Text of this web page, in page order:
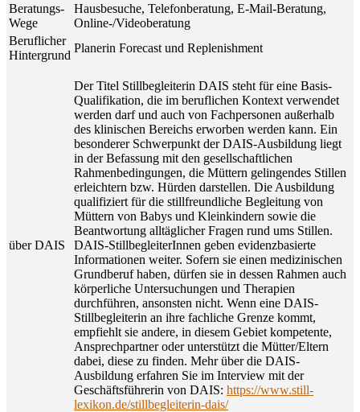
Beratungs-
Wege
Hausbesuche, Telefonberatung, E-Mail-Beratung,
Online-/Videoberatung
Beruflicher
Hintergrund
Planerin Forecast und Replenishment
über DAIS
Der Titel Stillbegleiterin DAIS steht für eine Basis-
Qualifikation, die im beruflichen Kontext verwendet
werden darf und auch von Fachpersonen außerhalb
des klinischen Bereichs erworben werden kann. Ein
besonderer Schwerpunkt der DAIS-Ausbildung liegt
in der Befassung mit den gesellschaftlichen
Rahmenbedingungen, die Müttern gelingendes Stillen
erleichtern bzw. Hürden darstellen. Die Ausbildung
qualifiziert für die stillfreundliche Begleitung von
Müttern von Babys und Kleinkindern sowie die
Beantwortung alltäglicher Fragen rund ums Stillen.
DAIS-StillbegleiterInnen geben evidenzbasierte
Informationen weiter. Sofern sie einen medizinischen
Grundberuf haben, dürfen sie in dessen Rahmen auch
körperliche Untersuchungen und Therapien
durchführen, ansonsten nicht. Wenn eine DAIS-
Stillbegleiterin an ihre fachliche Grenze kommt,
empfiehlt sie andere, in diesem Gebiet kompetente,
Ansprechpartner oder unterstützt die Mütter/Eltern
dabei, diese zu finden. Mehr über die DAIS-
Ausbildung erfahren Sie im Interview mit der
Geschäftsführerin von DAIS: https://www.still-
lexikon.de/stillbegleiterin-dais/